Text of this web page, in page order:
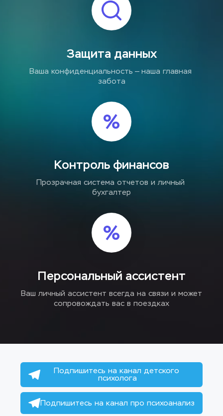
Защита данных
Ваша конфиденциальность — наша главная
забота
Контроль финансов
Прозрачная система отчетов и личный
бухгалтер
Персональный ассистент
Ваш личный ассистент всегда на связи и может
сопровождать вас в поездках
Подпишитесь на канал детского
психолога
Подпишитесь на канал про психоанализ